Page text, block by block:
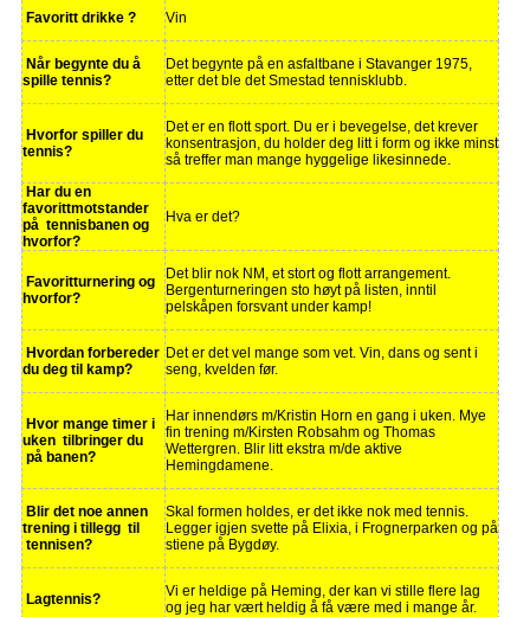
Favoritt drikke ? Vin
Når begynte du å
spille tennis?
Det begynte på en asfaltbane i Stavanger 1975,
etter det ble det Smestad tennisklubb.
Hvorfor spiller du
tennis?
Det er en flott sport. Du er i bevegelse, det krever
konsentrasjon, du holder deg litt i form og ikke minst
så treffer man mange hyggelige likesinnede.
Har du en
favorittmotstander
på tennisbanen og
hvorfor?
Hva er det?
Favoritturnering og
hvorfor?
Det blir nok NM, et stort og flott arrangement.
Bergenturneringen sto høyt på listen, inntil
pelskåpen forsvant under kamp!
Hvordan forbereder
du deg til kamp?
Det er det vel mange som vet. Vin, dans og sent i
seng, kvelden før.
Hvor mange timer i
uken tilbringer du
på banen?
Har innendørs m/Kristin Horn en gang i uken. Mye
fin trening m/Kirsten Robsahm og Thomas
Wettergren. Blir litt ekstra m/de aktive
Hemingdamene.
Blir det noe annen
trening i tillegg til
tennisen?
Skal formen holdes, er det ikke nok med tennis.
Legger igjen svette på Elixia, i Frognerparken og på
stiene på Bygdøy.
Lagtennis?
Vi er heldige på Heming, der kan vi stille flere lag
og jeg har vært heldig å få være med i mange år.